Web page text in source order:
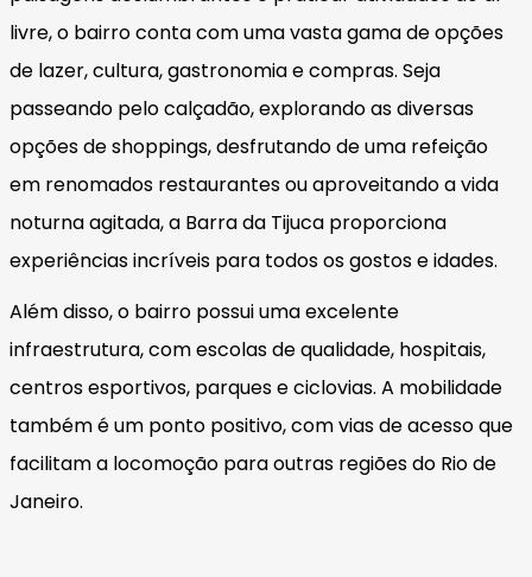
livre, o bairro conta com uma vasta gama de opções
de lazer, cultura, gastronomia e compras. Seja
passeando pelo calçadão, explorando as diversas
opções de shoppings, desfrutando de uma refeição
em renomados restaurantes ou aproveitando a vida
noturna agitada, a Barra da Tijuca proporciona
experiências incríveis para todos os gostos e idades.
Além disso, o bairro possui uma excelente
infraestrutura, com escolas de qualidade, hospitais,
centros esportivos, parques e ciclovias. A mobilidade
também é um ponto positivo, com vias de acesso que
facilitam a locomoção para outras regiões do Rio de
Janeiro.